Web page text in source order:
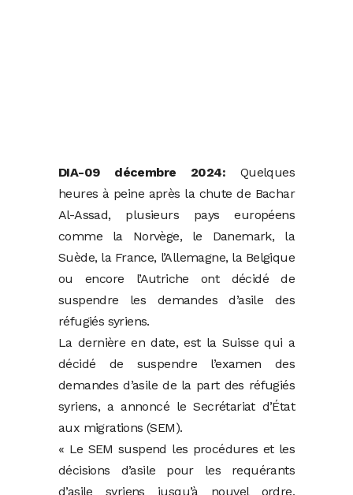
DIA-09 décembre 2024: Quelques
heures à peine après la chute de Bachar
Al-Assad, plusieurs pays européens
comme la Norvège, le Danemark, la
Suède, la France, l’Allemagne, la Belgique
ou encore l’Autriche ont décidé de
suspendre les demandes d’asile des
réfugiés syriens.
La dernière en date, est la Suisse qui a
décidé de suspendre l’examen des
demandes d’asile de la part des réfugiés
syriens, a annoncé le Secrétariat d’État
aux migrations (SEM).
« Le SEM suspend les procédures et les
décisions d’asile pour les requérants
d’asile syriens jusqu’à nouvel ordre,